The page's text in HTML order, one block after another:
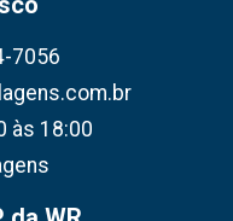
7056
às 18:00